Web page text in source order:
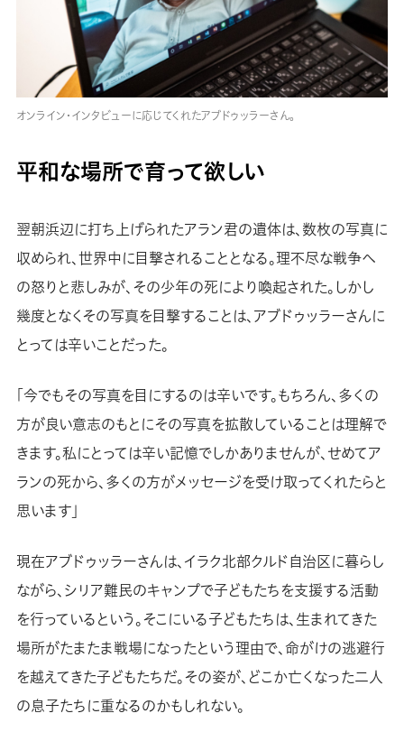
オンライン・インタビューに応じてくれたアブドゥッラーさん。
平和な場所で育って欲しい
翌朝浜辺に打ち上げられたアラン君の遺体は、数枚の写真に
収められ、世界中に目撃されることとなる。理不尽な戦争へ
の怒りと悲しみが、その少年の死により喚起された。しかし
幾度となくその写真を目撃することは、アブドゥッラーさんに
とっては辛いことだった。
「今でもその写真を目にするのは辛いです。もちろん、多くの
方が良い意志のもとにその写真を拡散していることは理解で
きます。私にとっては辛い記憶でしかありませんが、せめてア
ランの死から、多くの方がメッセージを受け取ってくれたらと
思います」
現在アブドゥッラーさんは、イラク北部クルド自治区に暮らし
ながら、シリア難民のキャンプで子どもたちを支援する活動
を行っているという。そこにいる子どもたちは、生まれてきた
場所がたまたま戦場になったという理由で、命がけの逃避行
を越えてきた子どもたちだ。その姿が、どこか亡くなった二人
の息子たちに重なるのかもしれない。